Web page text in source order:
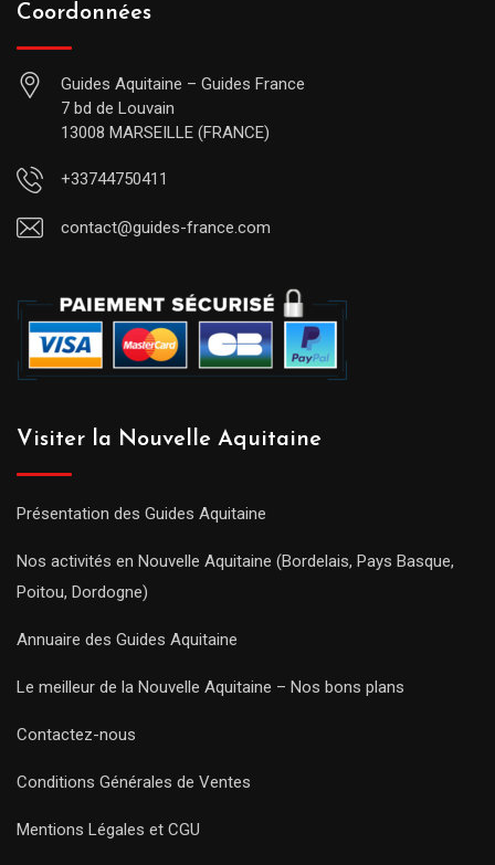
Coordonnées
Guides Aquitaine – Guides France
7 bd de Louvain
13008 MARSEILLE (FRANCE)
+33744750411
contact@guides-france.com
Visiter la Nouvelle Aquitaine
Présentation des Guides Aquitaine
Nos activités en Nouvelle Aquitaine (Bordelais, Pays Basque,
Poitou, Dordogne)
Annuaire des Guides Aquitaine
Le meilleur de la Nouvelle Aquitaine – Nos bons plans
Contactez-nous
Conditions Générales de Ventes
Mentions Légales et CGU